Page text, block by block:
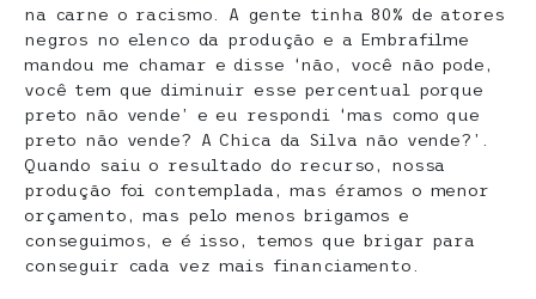
na carne o racismo. A gente tinha 80% de atores
negros no elenco da produção e a Embrafilme
mandou me chamar e disse ‘não, você não pode,
você tem que diminuir esse percentual porque
preto não vende’ e eu respondi ‘mas como que
preto não vende? A Chica da Silva não vende?’.
Quando saiu o resultado do recurso, nossa
produção foi contemplada, mas éramos o menor
orçamento, mas pelo menos brigamos e
conseguimos, e é isso, temos que brigar para
conseguir cada vez mais financiamento.